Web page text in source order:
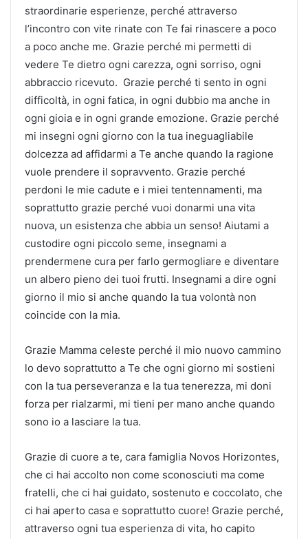
straordinarie esperienze, perché attraverso
l’incontro con vite rinate con Te fai rinascere a poco
a poco anche me. Grazie perché mi permetti di
vedere Te dietro ogni carezza, ogni sorriso, ogni
abbraccio ricevuto. Grazie perché ti sento in ogni
difficoltà, in ogni fatica, in ogni dubbio ma anche in
ogni gioia e in ogni grande emozione. Grazie perché
mi insegni ogni giorno con la tua ineguagliabile
dolcezza ad affidarmi a Te anche quando la ragione
vuole prendere il sopravvento. Grazie perché
perdoni le mie cadute e i miei tentennamenti, ma
soprattutto grazie perché vuoi donarmi una vita
nuova, un esistenza che abbia un senso! Aiutami a
custodire ogni piccolo seme, insegnami a
prendermene cura per farlo germogliare e diventare
un albero pieno dei tuoi frutti. Insegnami a dire ogni
giorno il mio si anche quando la tua volontà non
coincide con la mia.
Grazie Mamma celeste perché il mio nuovo cammino
lo devo soprattutto a Te che ogni giorno mi sostieni
con la tua perseveranza e la tua tenerezza, mi doni
forza per rialzarmi, mi tieni per mano anche quando
sono io a lasciare la tua.
Grazie di cuore a te, cara famiglia Novos Horizontes,
che ci hai accolto non come sconosciuti ma come
fratelli, che ci hai guidato, sostenuto e coccolato, che
ci hai aperto casa e soprattutto cuore! Grazie perché,
attraverso ogni tua esperienza di vita, ho capito